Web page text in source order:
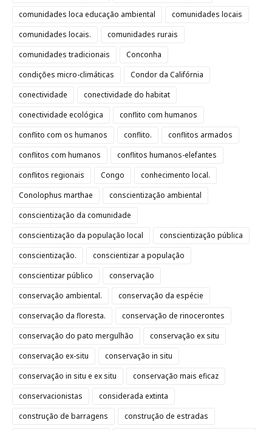
comunidades loca educação ambiental
comunidades locais
comunidades locais.
comunidades rurais
comunidades tradicionais
Conconha
condições micro-climáticas
Condor da Califórnia
conectividade
conectividade do habitat
conectividade ecológica
conflito com humanos
conflito com os humanos
conflito.
conflitos armados
conflitos com humanos
conflitos humanos-elefantes
conflitos regionais
Congo
conhecimento local.
Conolophus marthae
conscientização ambiental
conscientização da comunidade
conscientização da população local
conscientização pública
conscientização.
conscientizar a população
conscientizar público
conservação
conservação ambiental.
conservação da espécie
conservação da floresta.
conservação de rinocerontes
conservação do pato mergulhão
conservação ex situ
conservação ex-situ
conservação in situ
conservação in situ e ex situ
conservação mais eficaz
conservacionistas
considerada extinta
construção de barragens
construção de estradas